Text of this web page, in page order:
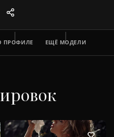
ПРОФИЛЕ ЕЩЁ МОДЕЛИ